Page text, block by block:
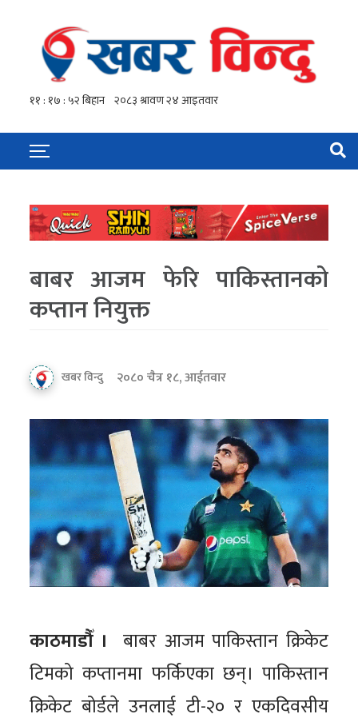
बाबर आजम फेरि पाकिस्तानको
कप्तान नियुक्त
खबर विन्दु २०८० चैत्र १८, आईतवार
काठमाडौँ । बाबर आजम पाकिस्तान क्रिकेट
टिमको कप्तानमा फर्किएका छन्। पाकिस्तान
क्रिकेट बोर्डले उनलाई टी-२० र एकदिवसीय